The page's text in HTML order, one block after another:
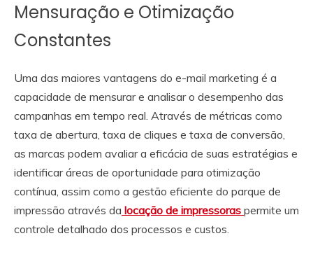
Mensuração e Otimização
Constantes
Uma das maiores vantagens do e-mail marketing é a
capacidade de mensurar e analisar o desempenho das
campanhas em tempo real. Através de métricas como
taxa de abertura, taxa de cliques e taxa de conversão,
as marcas podem avaliar a eficácia de suas estratégias e
identificar áreas de oportunidade para otimização
contínua, assim como a gestão eficiente do parque de
impressão através da locação de impressoras permite um
controle detalhado dos processos e custos.